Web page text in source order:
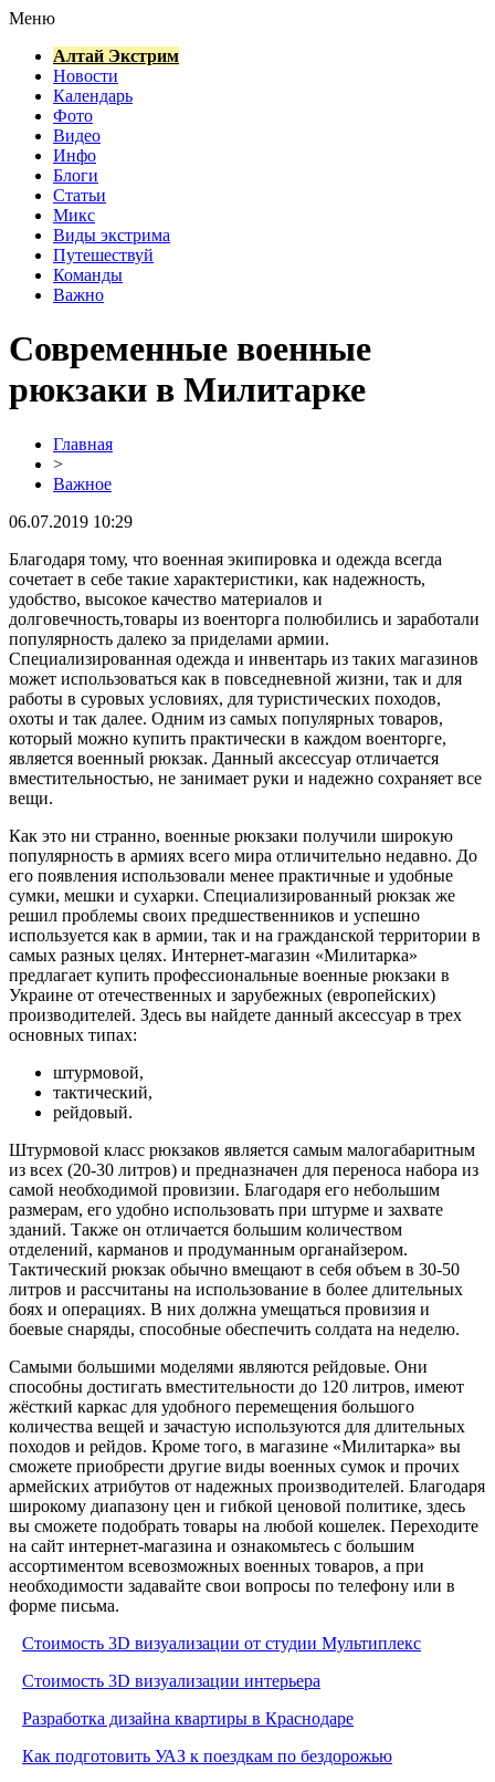
Меню
Алтай Экстрим
Новости
Календарь
Фото
Видео
Инфо
Блоги
Статьи
Микс
Виды экстрима
Путешествуй
Команды
Важно
Современные военные
рюкзаки в Милитарке
Главная
>
Важное
06.07.2019 10:29
Благодаря тому, что военная экипировка и одежда всегда
сочетает в себе такие характеристики, как надежность,
удобство, высокое качество материалов и
долговечность,товары из военторга полюбились и заработали
популярность далеко за приделами армии.
Специализированная одежда и инвентарь из таких магазинов
может использоваться как в повседневной жизни, так и для
работы в суровых условиях, для туристических походов,
охоты и так далее. Одним из самых популярных товаров,
который можно купить практически в каждом военторге,
является военный рюкзак. Данный аксессуар отличается
вместительностью, не занимает руки и надежно сохраняет все
вещи.
Как это ни странно, военные рюкзаки получили широкую
популярность в армиях всего мира отличительно недавно. До
его появления использовали менее практичные и удобные
сумки, мешки и сухарки. Специализированный рюкзак же
решил проблемы своих предшественников и успешно
используется как в армии, так и на гражданской территории в
самых разных целях. Интернет-магазин «Милитарка»
предлагает купить профессиональные военные рюкзаки в
Украине от отечественных и зарубежных (европейских)
производителей. Здесь вы найдете данный аксессуар в трех
основных типах:
штурмовой,
тактический,
рейдовый.
Штурмовой класс рюкзаков является самым малогабаритным
из всех (20-30 литров) и предназначен для переноса набора из
самой необходимой провизии. Благодаря его небольшим
размерам, его удобно использовать при штурме и захвате
зданий. Также он отличается большим количеством
отделений, карманов и продуманным органайзером.
Тактический рюкзак обычно вмещают в себя объем в 30-50
литров и рассчитаны на использование в более длительных
боях и операциях. В них должна умещаться провизия и
боевые снаряды, способные обеспечить солдата на неделю.
Самыми большими моделями являются рейдовые. Они
способны достигать вместительности до 120 литров, имеют
жёсткий каркас для удобного перемещения большого
количества вещей и зачастую используются для длительных
походов и рейдов. Кроме того, в магазине «Милитарка» вы
сможете приобрести другие виды военных сумок и прочих
армейских атрибутов от надежных производителей. Благодаря
широкому диапазону цен и гибкой ценовой политике, здесь
вы сможете подобрать товары на любой кошелек. Переходите
на сайт интернет-магазина и ознакомьтесь с большим
ассортиментом всевозможных военных товаров, а при
необходимости задавайте свои вопросы по телефону или в
форме письма.
Стоимость 3D визуализации от студии Мультиплекс
Стоимость 3D визуализации интерьера
Разработка дизайна квартиры в Краснодаре
Как подготовить УАЗ к поездкам по бездорожью